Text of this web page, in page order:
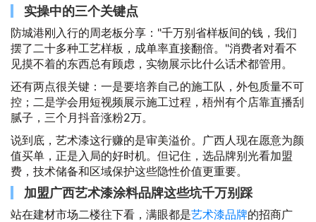
实操中的三个关键点
防城港刚入行的周老板分享："千万别省样板间的钱，我们
摆了二十多种工艺样板，成单率直接翻倍。"消费者对看不
见摸不着的东西总有顾虑，实物展示比什么话术都管用。
还有两点很关键：一是要培养自己的施工队，外包质量不可
控；二是学会用短视频展示施工过程，梧州有个店靠直播刮
腻子，三个月抖音涨粉2万。
说到底，艺术漆这行赚的是审美溢价。广西人现在愿意为颜
值买单，正是入局的好时机。但记住，选品牌别光看加盟
费，技术储备和区域保护这些隐性价值更重要。
加盟广西艺术漆涂料品牌这些坑千万别踩
站在建材市场二楼往下看，满眼都是艺术漆品牌的招商广